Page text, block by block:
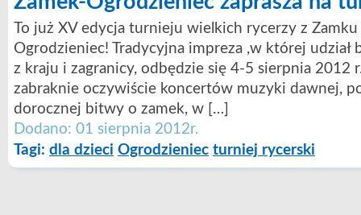
To już XV edycja turnieju wielkich rycerzy z Zamku
Ogrodzieniec! Tradycyjna impreza ,w której udział
z kraju i zagranicy, odbędzie się 4-5 sierpnia 2012
zabraknie oczywiście koncertów muzyki dawnej,
dorocznej bitwy o zamek, w […]
Dodano: 01 sierpnia 2012r.
Tagi: dla dzieci Ogrodzieniec turniej rycerski